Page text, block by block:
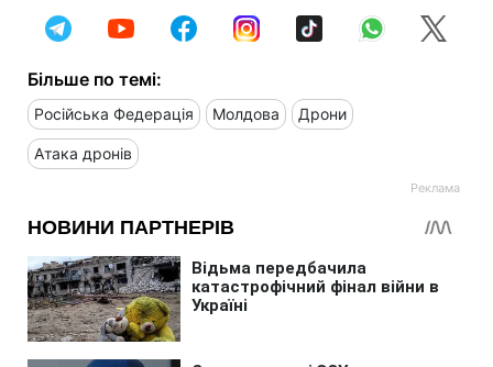
Більше по темі:
Російська Федерація Молдова Дрони
Атака дронів